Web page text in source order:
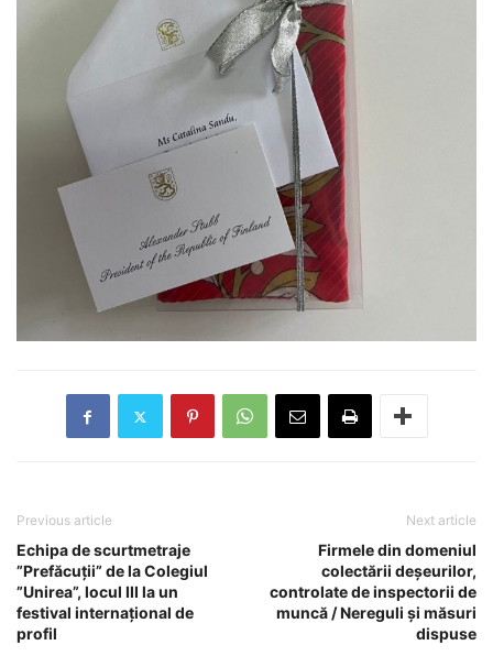
Previous article
Echipa de scurtmetraje
”Prefăcuții” de la Colegiul
”Unirea”, locul III la un
festival internațional de
profil
Next article
Firmele din domeniul
colectării deșeurilor,
controlate de inspectorii de
muncă / Nereguli și măsuri
dispuse